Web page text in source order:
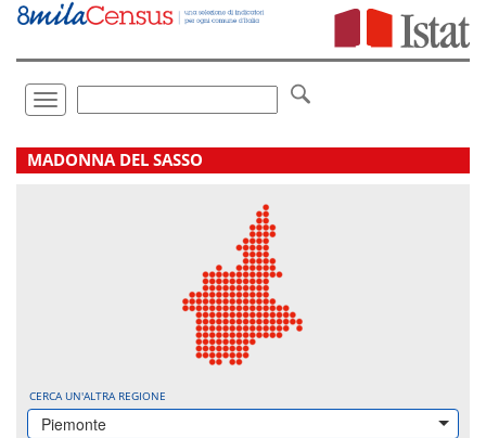
Vai
direttamente
Toggle
navigation
.
MADONNA DEL SASSO
CERCA UN'ALTRA REGIONE
Piemonte